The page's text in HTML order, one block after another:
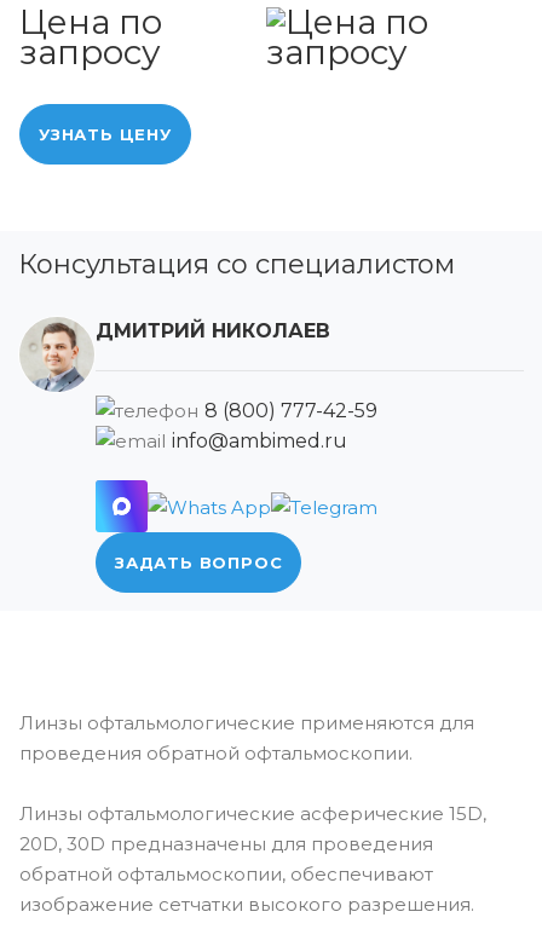
Цена по
запросу
УЗНАТЬ ЦЕНУ
Консультация со специалистом
ДМИТРИЙ НИКОЛАЕВ
8 (800) 777-42-59
info@ambimed.ru
ЗАДАТЬ ВОПРОС
Линзы офтальмологические применяются для
проведения обратной офтальмоскопии.
Линзы офтальмологические асферические 15D,
20D, 30D предназначены для проведения
обратной офтальмоскопии, обеспечивают
изображение сетчатки высокого разрешения.